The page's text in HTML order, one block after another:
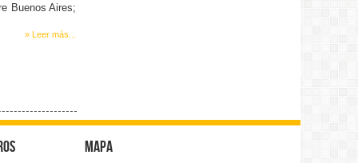
Buenos Aires;
» Leer más...
Mapa